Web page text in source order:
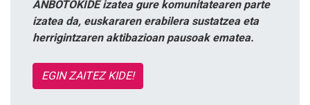
ANBOTOKIDE izatea gure komunitatearen parte
izatea da, euskararen erabilera sustatzea eta
herrigintzaren aktibazioan pausoak ematea.
EGIN ZAITEZ KIDE!